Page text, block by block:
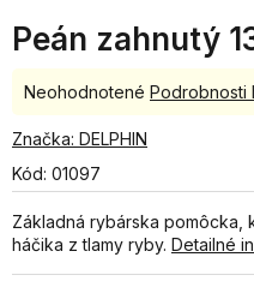
Peán zahnutý
Kód: 01097
Základná rybárska pomôcka,
háčika z tlamy ryby. Detailné
Priemerné
produktu
0,0
5
hviezdičiek.
Neohodnotené Podrobnosti
Značka: DELPHIN